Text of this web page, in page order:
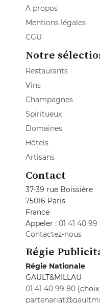
A propos
Mentions légales
CGU
Notre
Restaurants
Vins
Champagnes
Spiritueux
Domaines
Hôtels
Artisans
Contact
37-39 rue Boissière
75016 Paris
France
Appeler : 01 41 40 99
Contactez-nous
Régie
Régie Nationale
GAULT&MILLAU
01 41 40 99 80 (choix